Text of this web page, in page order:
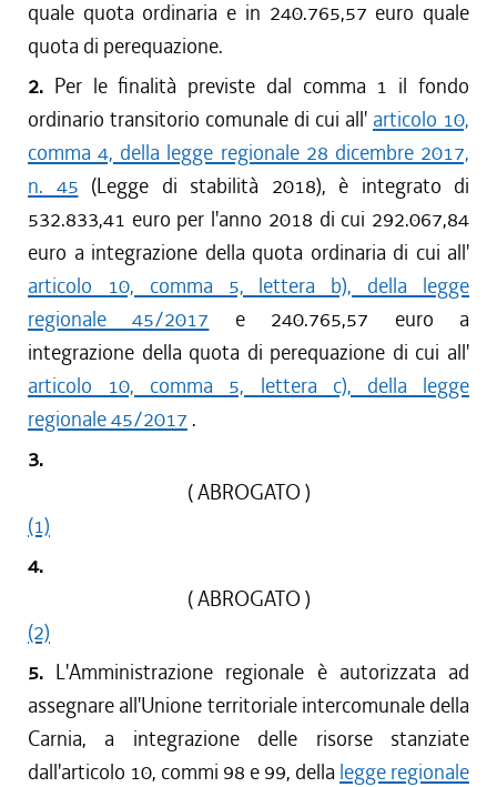
quale quota ordinaria e in 240.765,57 euro quale
quota di perequazione.
2. Per le finalità previste dal comma 1 il fondo
ordinario transitorio comunale di cui all' articolo 10,
comma 4, della legge regionale 28 dicembre 2017,
n. 45 (Legge di stabilità 2018), è integrato di
532.833,41 euro per l'anno 2018 di cui 292.067,84
euro a integrazione della quota ordinaria di cui all'
articolo 10, comma 5, lettera b), della legge
regionale 45/2017 e 240.765,57 euro a
integrazione della quota di perequazione di cui all'
articolo 10, comma 5, lettera c), della legge
regionale 45/2017 .
3.
( ABROGATO )
(1)
4.
( ABROGATO )
(2)
5. L'Amministrazione regionale è autorizzata ad
assegnare all'Unione territoriale intercomunale della
Carnia, a integrazione delle risorse stanziate
dall'articolo 10, commi 98 e 99, della legge regionale